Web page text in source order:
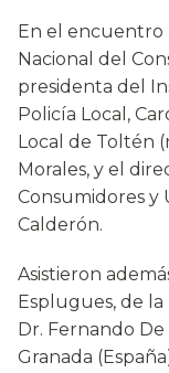
En el encuentro
Nacional del
presidenta del
Policía Local,
Local de Toltén
Morales, y el
Consumidores y
Calderón.
Asistieron
Esplugues, de la
Dr. Fernando De
Granada